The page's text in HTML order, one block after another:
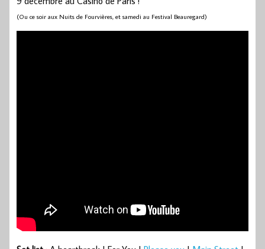
(Ou ce soir aux Nuits de Fourvières, et samedi au Festival Beauregard)